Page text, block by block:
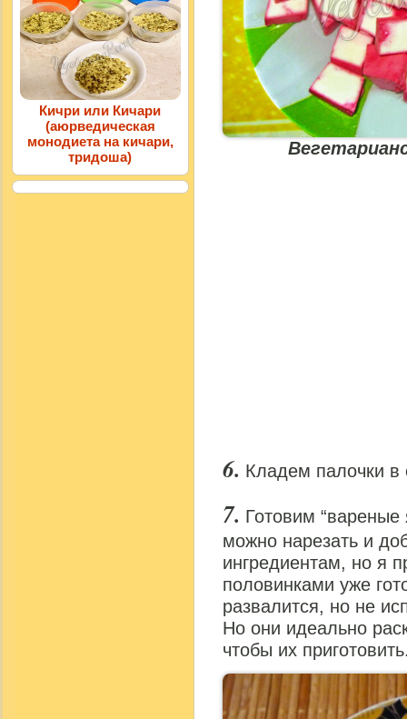
Кладем палочки в
Готовим
можно нарезать и
ингредиентам, но я
половинками уже
развалится, но не
Но они идеально
чтобы их
Кичри или Кичари
(аюрведическая
монодиета на кичари,
тридоша)